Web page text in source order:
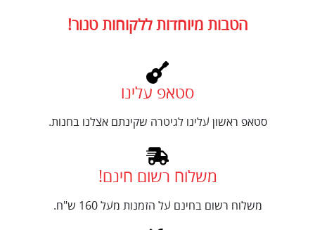
הטבות מיוחדות ללקוחות טנור!
סטאפ עלינו
סטאפ ראשון עלינו לגיטרה שקינתם אצלנו בחנות.
משלוח רשום חינם!
משלוח רשום בחינם על הזמנות מעל 160 ש"ח.